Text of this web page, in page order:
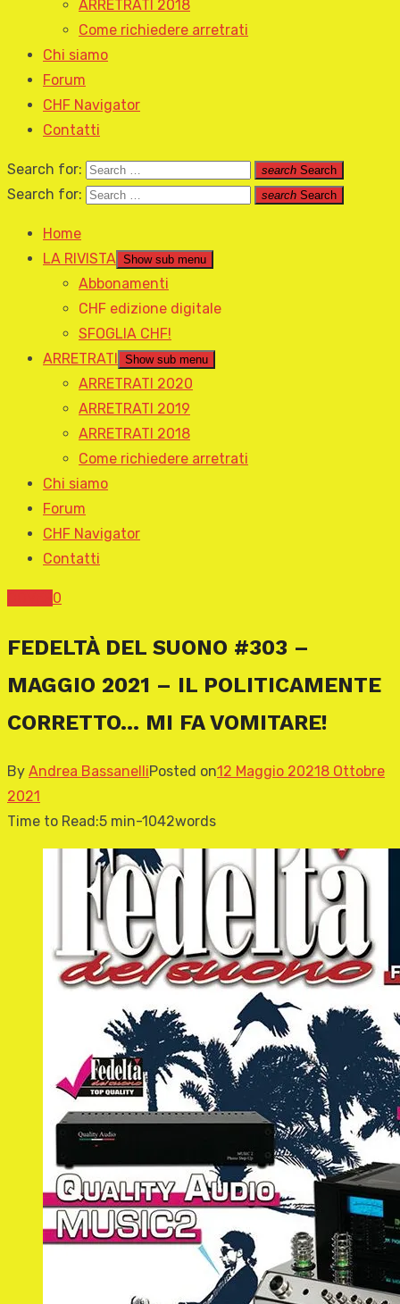
ARRETRATI 2018
Come richiedere arretrati
Chi siamo
Forum
CHF Navigator
Contatti
Search for: search Search
Search for: search Search
Home
LA RIVISTA Show sub menu
Abbonamenti
CHF edizione digitale
SFOGLIA CHF!
ARRETRATI
Show sub menu
ARRETRATI 2020
ARRETRATI 2019
ARRETRATI 2018
Come richiedere arretrati
Chi siamo
Forum
CHF Navigator
Contatti
0
FEDELTÀ DEL SUONO #303 –
MAGGIO 2021 – IL POLITICAMENTE
CORRETTO… MI FA VOMITARE!
By Andrea BassanelliPosted on12 Maggio 2021 8 Ottobre
2021
Time to Read:5 min-1042words